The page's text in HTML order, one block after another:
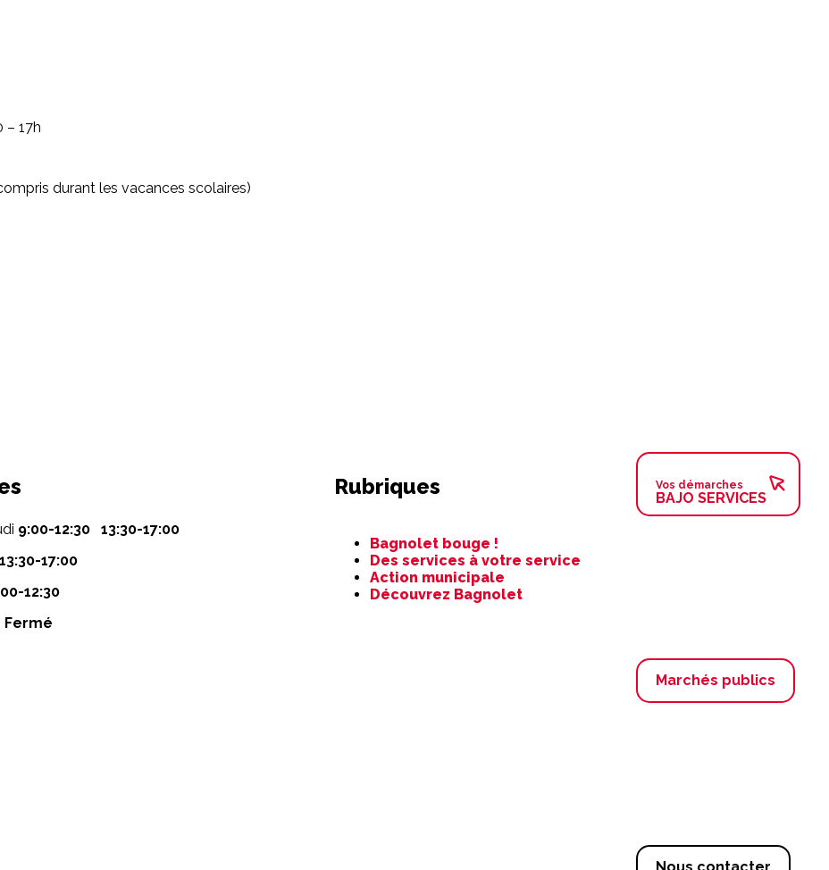
– 17h
durant les vacances scolaires)
9:00-12:30 13:30-17:00
13:30-17:00
12:30
Fermé
Rubriques
contenu
Bagnolet bouge !
Des services à votre service
Action municipale
Découvrez Bagnolet
Vos démarches
BAJO SERVICES
Marchés publics